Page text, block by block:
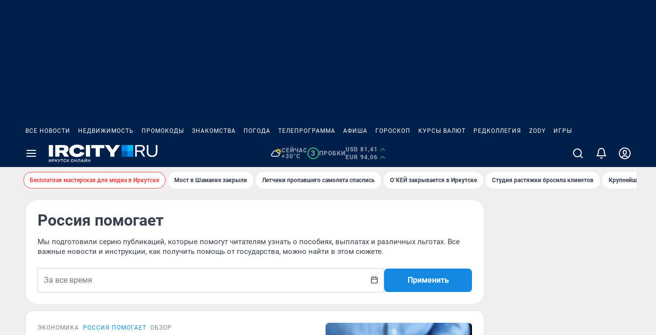
ВСЕ НОВОСТИ НЕДВИЖИМОСТЬ ПРОМОКОДЫ ЗНАКОМСТВА ПОГОДА ТЕЛЕПРОГРАММА АФИША ГОРОСКОП КУРСЫ ВАЛЮТ РЕДКОЛЛЕГИЯ ZODY ИГРЫ
СЕЙЧАС
+30°C
3 ПРОБКИ
USD 81,41
EUR 94,06
Бесплатная мастерская для медиа в Иркутске Мост в Шаманке закрыли Летчики пропавшего самолета спаслись О`КЕЙ закрывается в Иркутске Студия растяжки бросила клиентов Крупнейшие
Россия помогает
Мы подготовили серию публикаций, которые помогут читателям узнать о пособиях, выплатах и различных льготах. Все
важные новости и инструкции, как получить помощь от государства, можно найти в этом сюжете.
Применить
ЭКОНОМИКА РОССИЯ ПОМОГАЕТ ОБЗОР